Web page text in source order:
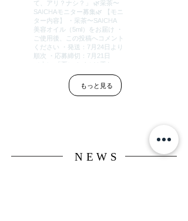
もっと見る
NEWS